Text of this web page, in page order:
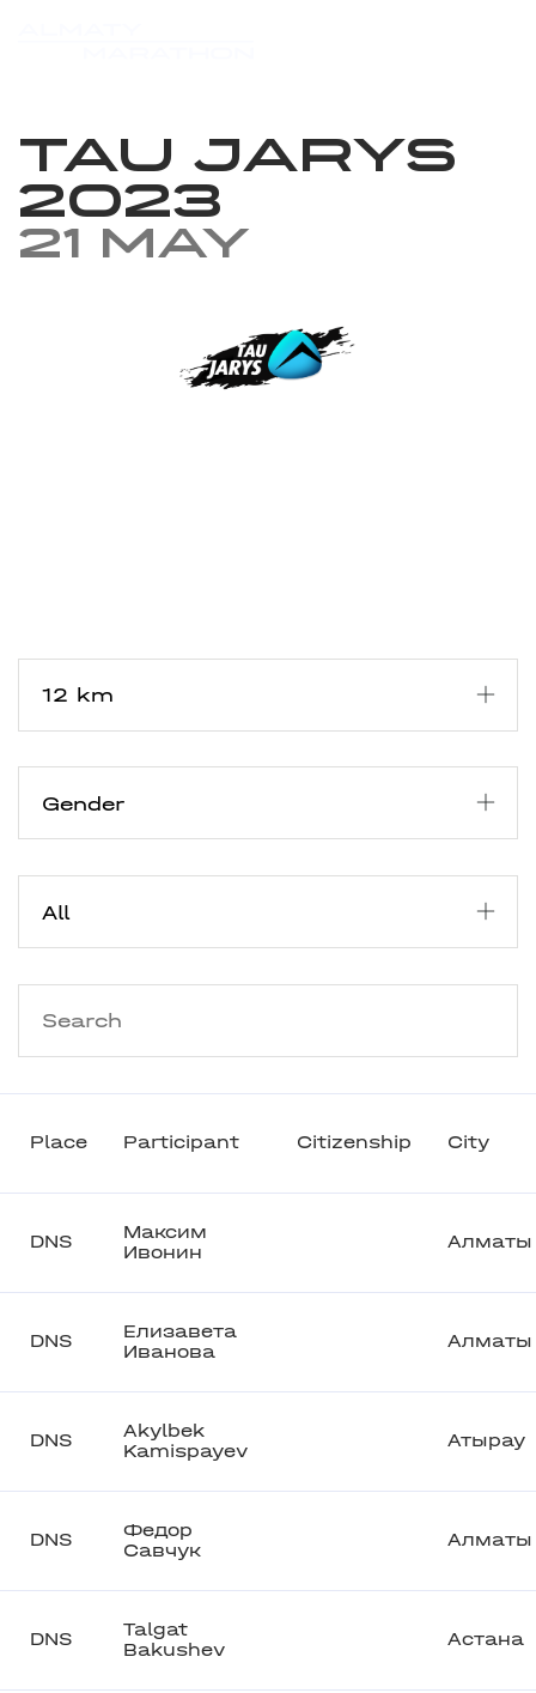
Tau Jarys
2023
21 May
Place Participant Citizenship City
DNS
Максим
Ивонин
Алматы
DNS
Елизавета
Иванова
Алматы
DNS
Akylbek
Kamispayev
Атырау
DNS
Федор
Савчук
Алматы
DNS
Talgat
Bakushev
Астана